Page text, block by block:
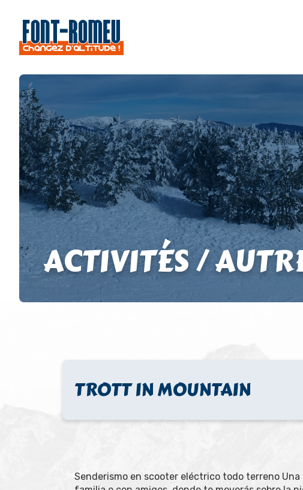
ACTIVITÉS /
TROTT IN MOUNTAIN
Senderismo en scooter eléctrico todo terreno